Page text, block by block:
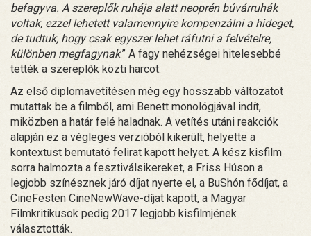
befagyva. A szereplők ruhája alatt neoprén búvárruhák
voltak, ezzel lehetett valamennyire kompenzálni a hideget,
de tudtuk, hogy csak egyszer lehet ráfutni a felvételre,
különben megfagynak.” A fagy nehézségei hitelesebbé
tették a szereplők közti harcot.
Az első diplomavetítésen még egy hosszabb változatot
mutattak be a filmből, ami Benett monológjával indít,
miközben a határ felé haladnak. A vetítés utáni reakciók
alapján ez a végleges verzióból kikerült, helyette a
kontextust bemutató felirat kapott helyet. A kész kisfilm
sorra halmozta a fesztiválsikereket, a Friss Húson a
legjobb színésznek járó díjat nyerte el, a BuShón fődíjat, a
CineFesten CineNewWave-díjat kapott, a Magyar
Filmkritikusok pedig 2017 legjobb kisfilmjének
választották.